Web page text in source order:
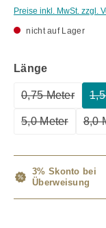
Preise inkl. MwSt. zzgl.
nicht auf Lager
Längeauswählen
0,75 Meter
(Diese
5,0 Meter
(Diese
8,0
3% Skonto bei
Überweisung